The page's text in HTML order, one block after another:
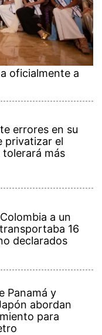
oficialmente a
errores en su
privatizar el
más
a un
16
declarados
Panamá y
abordan
para